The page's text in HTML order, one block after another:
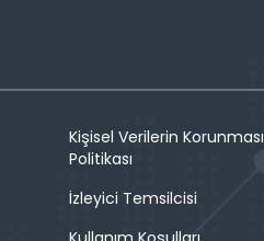
Kişisel Verilerin Korunması
Politikası
İzleyici Temsilcisi